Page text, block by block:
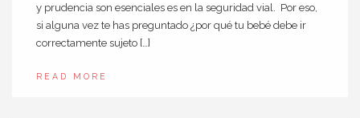
y prudencia son esenciales es en la seguridad vial. Por eso,
si alguna vez te has preguntado ¿por qué tu bebé debe ir
correctamente sujeto […]
READ MORE